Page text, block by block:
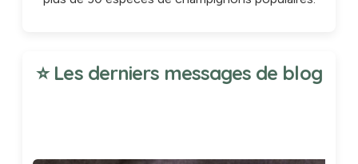
⭐ Les derniers messages de blog